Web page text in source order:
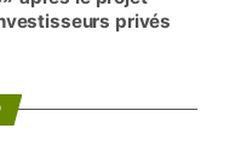
privés